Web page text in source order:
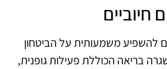
חיוביים
להשפיע משמעותית על הביטחון
בריאה הכוללת פעילות גופנית,